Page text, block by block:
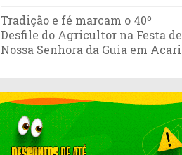
Tradição e fé marcam o 40º
Desfile do Agricultor na Festa de
Nossa Senhora da Guia em Acari